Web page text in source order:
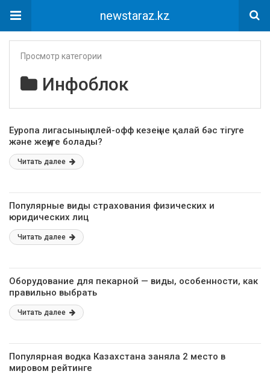
newstaraz.kz
Просмотр категории
Инфоблок
Еуропа лигасының плей-офф кезеңіне қалай бәс тігуге
және жеңуге болады?
Читать далее
Популярные виды страхования физических и
юридических лиц
Читать далее
Оборудование для пекарной — виды, особенности, как
правильно выбрать
Читать далее
Популярная водка Казахстана заняла 2 место в
мировом рейтинге